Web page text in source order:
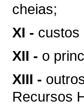
cheias;
XI - custos
XII - o
XIII -
Recursos